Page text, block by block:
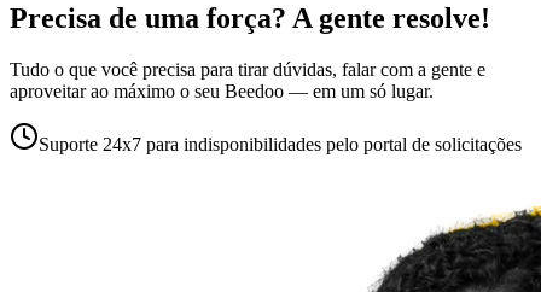
Precisa de uma força? A gente resolve!
Tudo o que você precisa para tirar dúvidas, falar com a gente e
aproveitar ao máximo o seu Beedoo — em um só lugar.
Suporte 24x7 para indisponibilidades pelo portal de solicitações